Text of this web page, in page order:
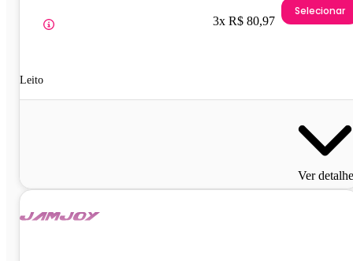
Leito
3x R$ 80,97
Selecionar
Ver